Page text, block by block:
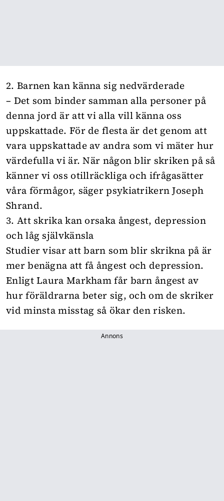
2. Barnen kan känna sig nedvärderade
– Det som binder samman alla personer på
denna jord är att vi alla vill känna oss
uppskattade. För de flesta är det genom att
vara uppskattade av andra som vi mäter hur
värdefulla vi är. När någon blir skriken på så
känner vi oss otillräckliga och ifrågasätter
våra förmågor, säger psykiatrikern Joseph
Shrand.
3. Att skrika kan orsaka ångest, depression
och låg självkänsla
Studier visaratt barn som blir skrikna på är
mer benägna att få ångest och depression.
Enligt Laura Markham får barn ångest av
hur föräldrarna beter sig, och om de skriker
vid minsta misstag så ökar den risken.
Annons